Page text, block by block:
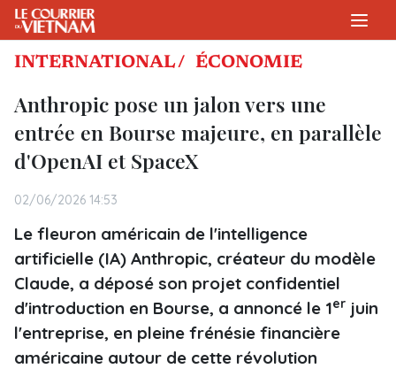
INTERNATIONAL / ÉCONOMIE
Anthropic pose un jalon vers une
entrée en Bourse majeure, en parallèle
d'OpenAI et SpaceX
02/06/2026 14:53
Le fleuron américain de l'intelligence
artificielle (IA) Anthropic, créateur du modèle
Claude, a déposé son projet confidentiel
d'introduction en Bourse, a annoncé le 1er juin
l'entreprise, en pleine frénésie financière
américaine autour de cette révolution